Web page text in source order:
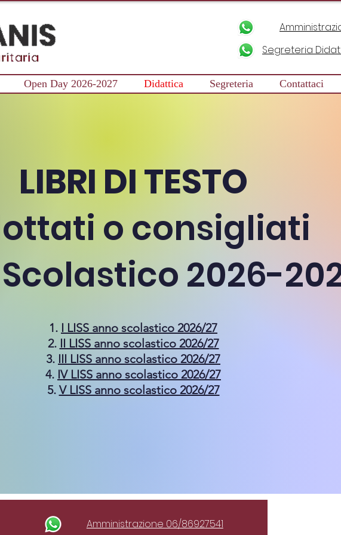
Open Day 2026-2027 Didattica Segreteria Contattaci
Segreteria
LIBRI DI TESTO
o consigliati
2026-
I LISS anno scolastico 2026/27
II LISS anno scolastico 2026/27
III LISS anno scolastico 2026/27
IV LISS anno scolastico 2026/27
V LISS anno scolastico 2026/27
Amministrazione 06/86927541